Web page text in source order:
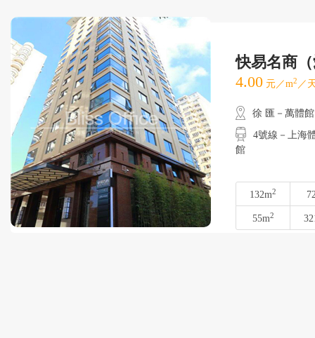
快易名商
4.00 元／m2 ／
徐 匯－萬體館
4號線－上海體
館
132m2
55m2